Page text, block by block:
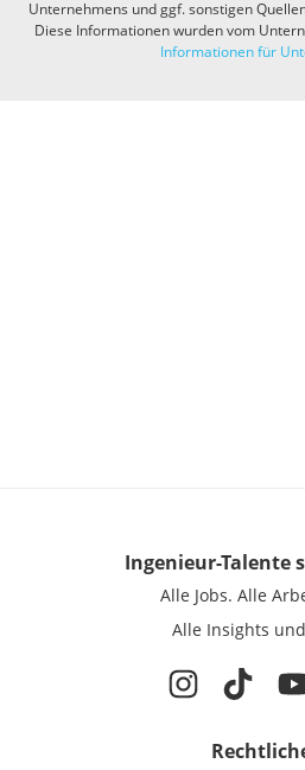
Unternehmens und ggf. sonstigen
Diese Informationen wurden vom
Informationen für
Ingenieur-Talente
Alle Jobs. Alle
Alle Insights